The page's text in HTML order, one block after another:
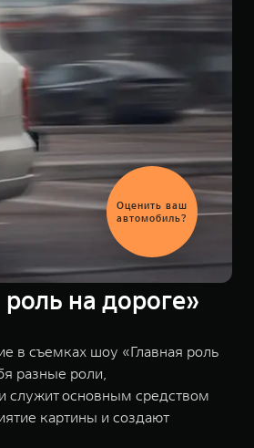
на дороге»
в съемках шоу «Главная роль
разные роли,
служит основным средством
картины и создают
обмен
автомобиля